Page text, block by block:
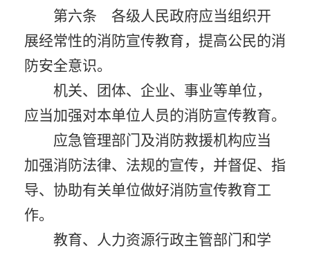
第六条 各级人民政府应当组织开
展经常性的消防宣传教育，提高公民的消
防安全意识。
机关、团体、企业、事业等单位，
应当加强对本单位人员的消防宣传教育。
应急管理部门及消防救援机构应当
加强消防法律、法规的宣传，并督促、指
导、协助有关单位做好消防宣传教育工
作。
教育、人力资源行政主管部门和学